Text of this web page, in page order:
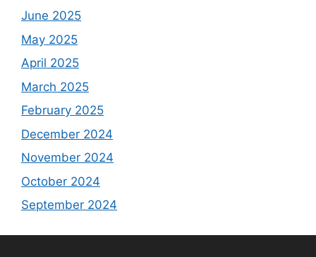
June 2025
May 2025
April 2025
March 2025
February 2025
December 2024
November 2024
October 2024
September 2024